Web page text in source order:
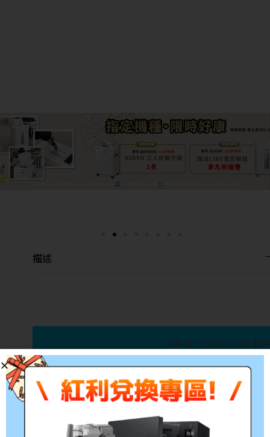
描述
HP CLJ 3500/3550 藍
產品料號:Q2671A 適用機型:HP CLJ 3500 /